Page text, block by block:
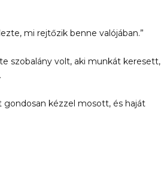
mi rejtőzik benne valójában.”
szobalány volt, aki munkát keresett,
kézzel mosott, és haját